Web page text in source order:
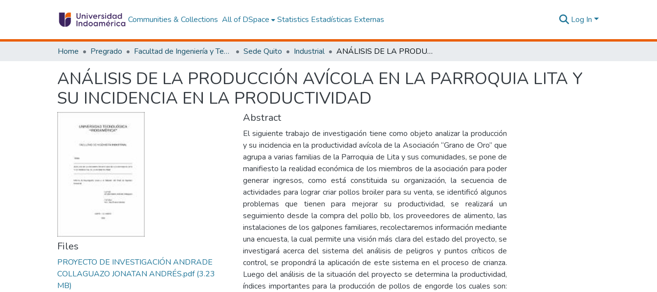
Communities & Collections All of DSpace Statistics Estadísticas Externas Log In
Home Pregrado Facultad de Ingeniería y Tecnologías de la Información y la Comunicación Sede Quito Industrial ANÁLISIS DE LA PRODUCCIÓN AVÍCOLA EN LA PARROQUIA LITA Y SU INCIDENCIA EN LA PRODUCTIVIDAD
ANÁLISIS DE LA PRODUCCIÓN AVÍCOLA EN LA PARROQUIA LITA Y
SU INCIDENCIA EN LA PRODUCTIVIDAD
Files
PROYECTO DE INVESTIGACIÓN ANDRADE
COLLAGUAZO JONATAN ANDRÉS.pdf(3.23
MB)
Abstract
El siguiente trabajo de investigación tiene como objeto analizar la producción
y su incidencia en la productividad avícola de la Asociación “Grano de Oro” que
agrupa a varias familias de la Parroquia de Lita y sus comunidades, se pone de
manifiesto la realidad económica de los miembros de la asociación para poder
generar ingresos, como está constituida su organización, la secuencia de
actividades para lograr criar pollos broiler para su venta, se identificó algunos
problemas que tienen para mejorar su productividad, se realizará un
seguimiento desde la compra del pollo bb, los proveedores de alimento, las
instalaciones de los galpones familiares, recolectaremos información mediante
una encuesta, la cual permite una visión más clara del estado del proyecto, se
investigará acerca del sistema del análisis de peligros y puntos críticos de
control, se propondrá la aplicación de este sistema en el proceso de crianza.
Luego del análisis de la situación del proyecto se determina la productividad,
índices importantes para la producción de pollos de engorde los cuales son: